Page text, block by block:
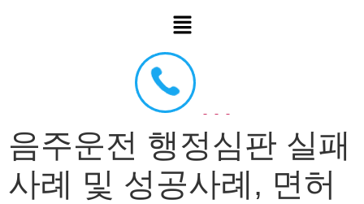
음주운전 행정심판 실패
사례 및 성공사례, 면허